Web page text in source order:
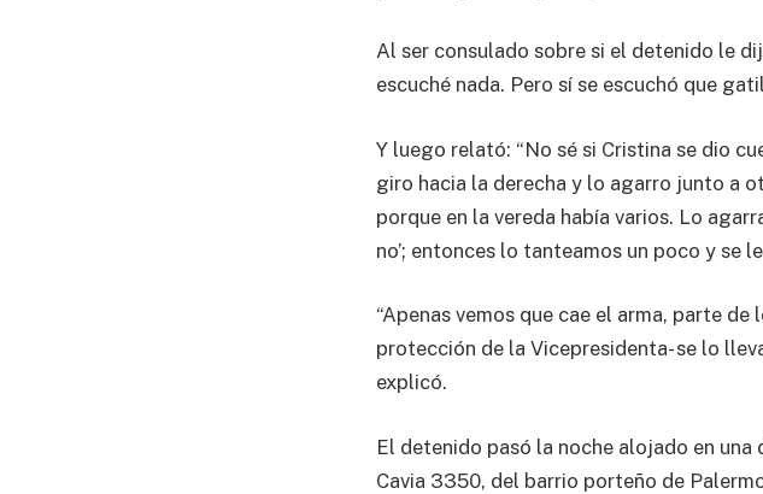
Al ser consulado sobre si el detenido le
escuché nada. Pero sí se escuchó que
Y luego relató: “No sé si Cristina se dio
giro hacia la derecha y lo agarro junto a
porque en la vereda había varios. Lo
no’; entonces lo tanteamos un poco y se
“Apenas vemos que cae el arma, parte
protección de la Vicepresidenta- se lo
explicó.
El detenido pasó la noche alojado en
Cavia 3350, del barrio porteño de